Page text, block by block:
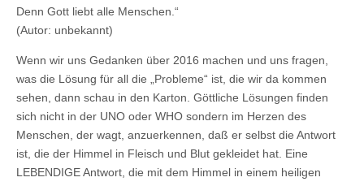
Denn Gott liebt alle Menschen.“
(Autor: unbekannt)
Wenn wir uns Gedanken über 2016 machen und uns fragen,
was die Lösung für all die „Probleme“ ist, die wir da kommen
sehen, dann schau in den Karton. Göttliche Lösungen finden
sich nicht in der UNO oder WHO sondern im Herzen des
Menschen, der wagt, anzuerkennen, daß er selbst die Antwort
ist, die der Himmel in Fleisch und Blut gekleidet hat. Eine
LEBENDIGE Antwort, die mit dem Himmel in einem heiligen